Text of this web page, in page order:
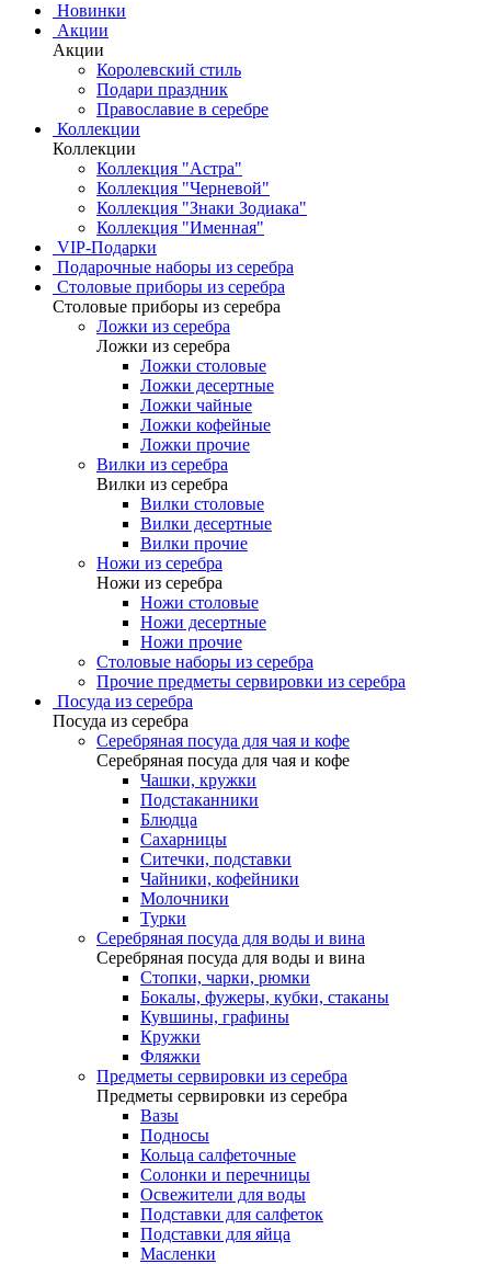
Новинки
Акции
Акции
Королевский стиль
Подари праздник
Православие в серебре
Коллекции
Коллекции
Коллекция "Астра"
Коллекция "Черневой"
Коллекция "Знаки Зодиака"
Коллекция "Именная"
VIP-Подарки
Подарочные наборы из серебра
Столовые приборы из серебра
Столовые приборы из серебра
Ложки из серебра
Ложки из серебра
Ложки столовые
Ложки десертные
Ложки чайные
Ложки кофейные
Ложки прочие
Вилки из серебра
Вилки из серебра
Вилки столовые
Вилки десертные
Вилки прочие
Ножи из серебра
Ножи из серебра
Ножи столовые
Ножи десертные
Ножи прочие
Столовые наборы из серебра
Прочие предметы сервировки из серебра
Посуда из серебра
Посуда из серебра
Серебряная посуда для чая и кофе
Серебряная посуда для чая и кофе
Чашки, кружки
Подстаканники
Блюдца
Сахарницы
Ситечки, подставки
Чайники, кофейники
Молочники
Турки
Серебряная посуда для воды и вина
Серебряная посуда для воды и вина
Стопки, чарки, рюмки
Бокалы, фужеры, кубки, стаканы
Кувшины, графины
Кружки
Фляжки
Предметы сервировки из серебра
Предметы сервировки из серебра
Вазы
Подносы
Кольца салфеточные
Солонки и перечницы
Освежители для воды
Подставки для салфеток
Подставки для яйца
Масленки